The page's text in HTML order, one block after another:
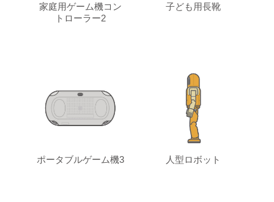
家庭用ゲーム機コン
トローラー2
子ども用長靴
ポータブルゲーム機3 人型ロボット